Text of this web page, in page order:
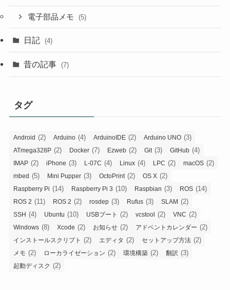
電子部品メモ (5)
日記 (4)
昔の記事 (7)
タグ
Android (2) Arduino (4) ArduinoIDE (2) Arduino UNO (3)
ATmega328P (2) Docker (7) Ezweb (2) Git (3) GitHub (4)
IMAP (2) iPhone (3) L-07C (4) Linux (4) LPC (2) macOS (2)
mbed (5) Mini Pupper (3) OctoPrint (2) OS X (2)
Raspberry Pi (14) Raspberry Pi 3 (10) Raspbian (3) ROS (14)
ROS 2 (11) ROS 2 (2) rosdep (3) Rufus (3) SLAM (2)
SSH (4) Ubuntu (10) USBブート (2) vcstool (2) VNC (2)
Windows (8) Xcode (2) お知らせ (2) アドベントカレンダー (2)
インストールスクリプト (2) エディタ (2) セットアップ方法 (2)
メモ (2) ローカライゼーション (2) 環境構築 (2) 翻訳 (3)
起動ディスク (2)